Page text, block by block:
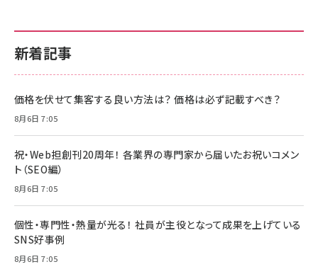
新着記事
価格を伏せて集客する良い方法は？ 価格は必ず記載すべき？
8月6日 7:05
祝・Web担創刊20周年！ 各業界の専門家から届いたお祝いコメン
ト（SEO編）
8月6日 7:05
個性・専門性・熱量が光る！ 社員が主役となって成果を上げている
SNS好事例
8月6日 7:05